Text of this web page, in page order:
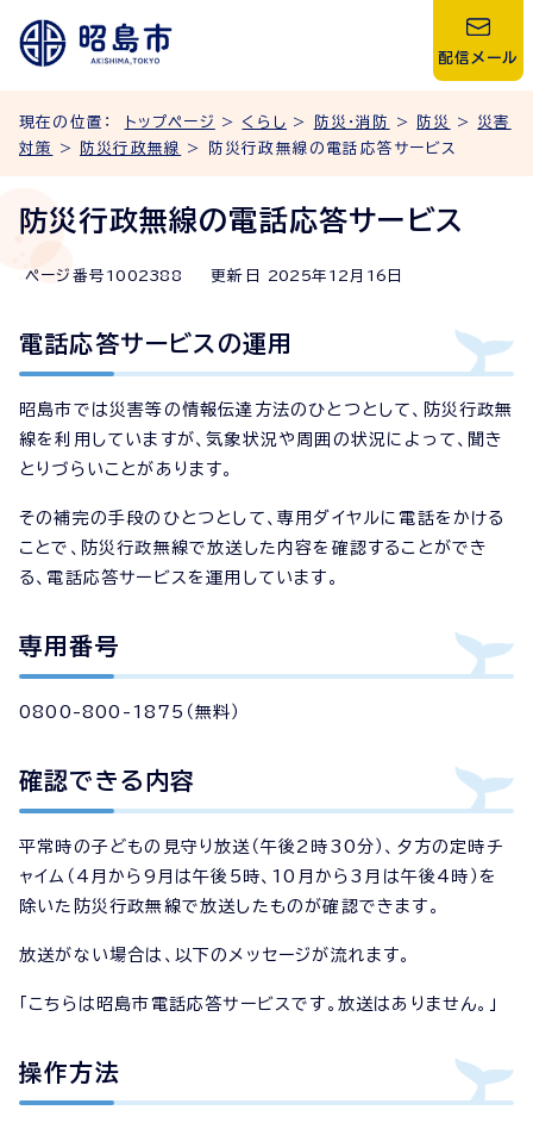
配信メール
現在の位置： トップページ > くらし > 防災・消防 > 防災 > 災害
対策
> 防災行政無線 > 防災行政無線の電話応答サービス
防災行政無線の電話応答サービス
ページ番号 1002388 更新日 2025年 12 月 16 日
電話応答サービスの運用
昭島市では災害等の情報伝達方法のひとつとして、防災行政無
線を利用していますが、気象状況や周囲の状況によって、聞き
とりづらいことがあります。
その補完の手段のひとつとして、専用ダイヤルに電話をかける
ことで、防災行政無線で放送した内容を確認することができ
る、電話応答サービスを運用しています。
専用番号
0800-800-1875（無料）
確認できる内容
平常時の子どもの見守り放送（午後2時30分）、夕方の定時チ
ャイム（4月から9月は午後5時、10月から3月は午後4時）を
除いた防災行政無線で放送したものが確認できます。
放送がない場合は、以下のメッセージが流れます。
「こちらは昭島市電話応答サービスです。放送はありません。」
操作方法